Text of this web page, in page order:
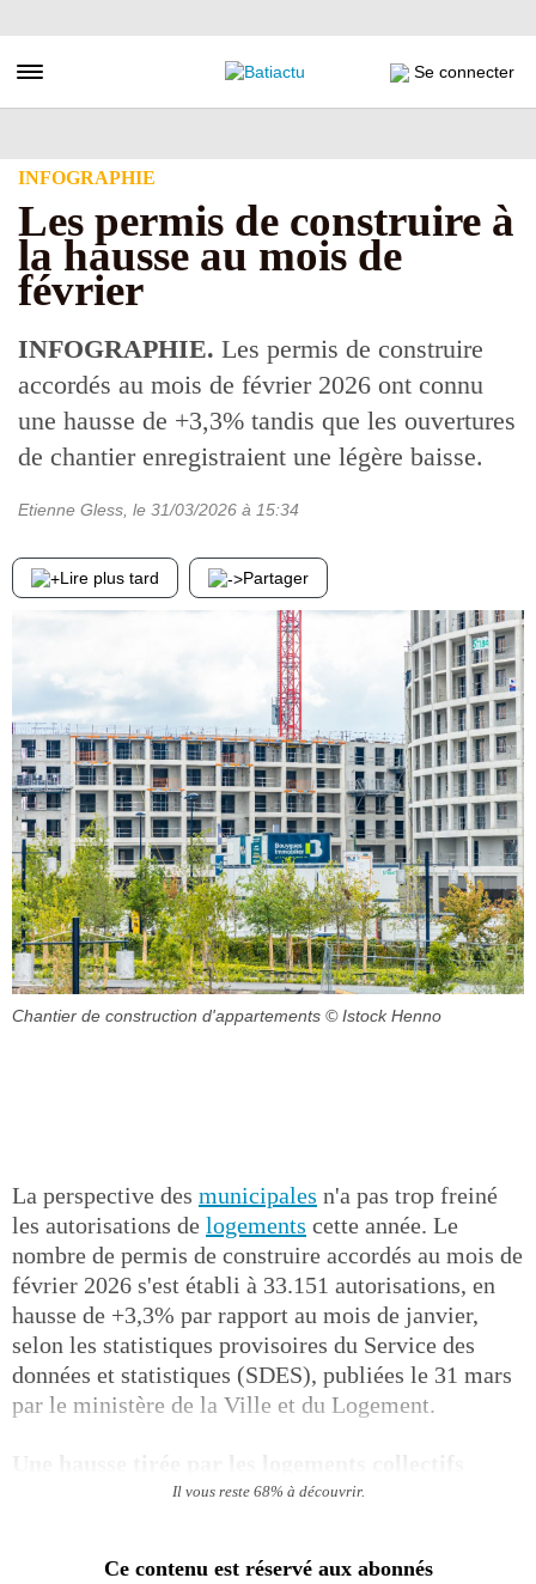
au
principal
Toggle navigation Se connecter
INFOGRAPHIE
Les permis de construire à
la hausse au mois de
février
INFOGRAPHIE. Les permis de construire
accordés au mois de février 2026 ont connu
une hausse de +3,3% tandis que les ouvertures
de chantier enregistraient une légère baisse.
Etienne Gless , le 31/03/2026 à 15:34
Lire plus tard Partager
Chantier de construction d'appartements © Istock Henno
La perspective des municipales n'a pas trop freiné
les autorisations de logements cette année. Le
nombre de permis de construire accordés au mois de
février 2026 s'est établi à 33.151 autorisations, en
hausse de +3,3% par rapport au mois de janvier,
selon les statistiques provisoires du Service des
données et statistiques (SDES), publiées le 31 mars
par le ministère de la Ville et du Logement.
Il vous reste 68% à découvrir.
Ce contenu est réservé aux abonnés